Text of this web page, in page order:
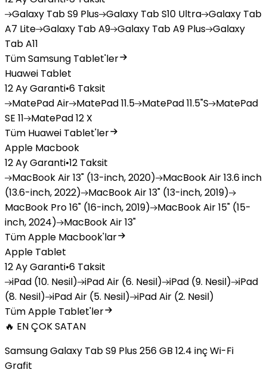
Galaxy Tab S9 Plus Galaxy Tab S10 Ultra Galaxy Tab
A7 Lite Galaxy Tab A9 Galaxy Tab A9 Plus Galaxy
Tab A11
Tüm Samsung Tablet'ler
Huawei Tablet
12 Ay Garanti•6 Taksit
MatePadAir MatePad11.5 MatePad11.5"S
MatePad
SE 11
MatePad12 X
Tüm Huawei Tablet'ler
Apple Macbook
12 Ay Garanti•12 Taksit
MacBookAir 13" (13-inch, 2020) MacBookAir 13.6 inch
(13.6-inch, 2022)
MacBookAir 13" (13-inch, 2019)
MacBook Pro 16" (16-inch, 2019) MacBookAir 15" (15-
inch, 2024)
MacBookAir 13"
Tüm Apple Macbook'lar
Apple Tablet
12 Ay Garanti•6 Taksit
iPad (10. Nesil) iPadAir (6. Nesil) iPad (9. Nesil) iPad
(8. Nesil) iPadAir (5. Nesil) iPadAir (2. Nesil)
Tüm Apple Tablet'ler
🔥 EN ÇOK SATAN
Samsung Galaxy Tab S9 Plus 256 GB 12.4 inç Wi-Fi
Grafit